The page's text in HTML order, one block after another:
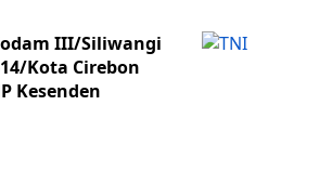
III/Siliwangi
Kota Cirebon
Kesenden